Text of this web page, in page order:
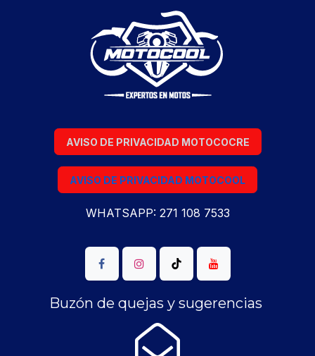
AVISO DE PRIVACIDAD MOTOCOCRE
AVISO DE PRIVACIDAD MOTOCOOL
WHATSAPP: 271 108 7533
Buzón de quejas y sugerencias